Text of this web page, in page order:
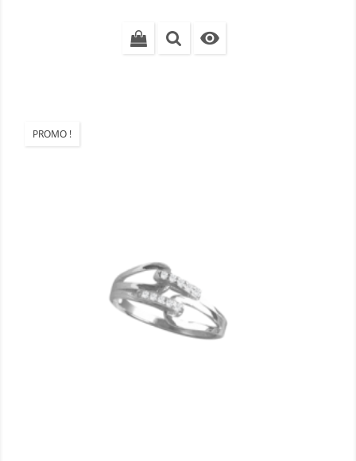

PROMO !